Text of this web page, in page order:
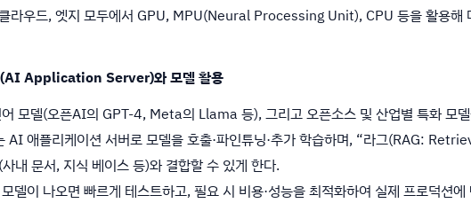
라우드, 엣지 모두에서 GPU, MPU(Neural Processing Unit), CPU 등을 활용해
Application Server)와 모델 활용
모델(오픈AI의 GPT-4, Meta의 Llama 등), 그리고 오픈소스 및 산업별 특화 모
AI 애플리케이션 서버로 모델을 호출·파인튜닝·추가 학습하며, “라그(RAG:
내 문서, 지식 베이스 등)와 결합할 수 있게 한다.
델이 나오면 빠르게 테스트하고, 필요 시 비용·성능을 최적화하여 실제 프로덕션